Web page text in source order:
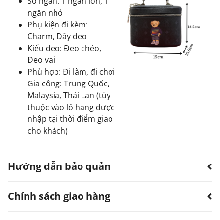
ngăn nhỏ
Phụ kiện đi kèm:
Charm, Dây đeo
Kiểu đeo: Đeo chéo,
Đeo vai
Phù hợp: Đi làm, đi chơi
Gia công: Trung Quốc,
Malaysia, Thái Lan (tùy
thuộc vào lô hàng được
nhập tại thời điểm giao
cho khách)
Hướng dẫn bảo quản
Hạn chế sản phẩm bị thấm nước.
Chính sách giao hàng